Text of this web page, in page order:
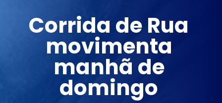
Corrida de Rua
movimenta
manhã de
domingo